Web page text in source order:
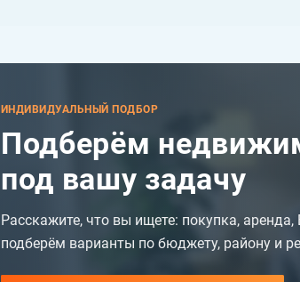
ИНДИВИДУАЛЬНЫЙ ПОДБОР
Подберём
под вашу задачу
Расскажите, что вы ищете: покупка,
подберём варианты по бюджету, району и